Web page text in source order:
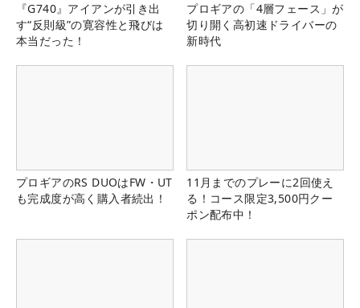
『G740』アイアンが引き出
す“反則級”の寛容性と飛びは
本当だった！
プロギアの「4層フェース」が
切り開く高初速ドライバーの
新時代
プロギアのRS DUOはFW・UT
も完成度が高く購入者続出！
11月までのプレーに2回使え
る！コース限定3,500円クー
ポン配布中！